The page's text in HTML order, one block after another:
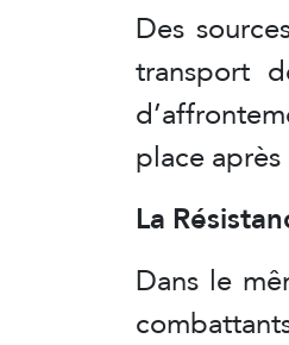
Des
transport
place
La
Dans le